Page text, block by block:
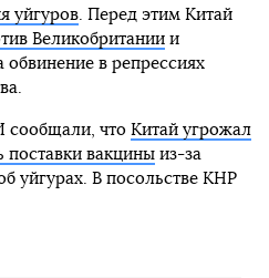
уйгуров. Перед этим Китай
Великобританиии
обвинение в репрессиях
сообщали, что Китай угрожал
поставки вакциныиз-за
уйгурах. В посольстве КНР